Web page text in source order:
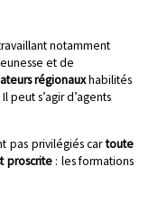
notamment
et de
régionauxhabilités
Il peut s’agir d’agents
pas privilégiés cartoute
proscrite : les formations